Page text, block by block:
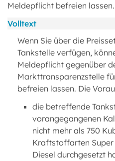
Meldepflicht befreien lassen.
Volltext
Wenn Sie über die
Tankstelle verfügen,
Meldepflicht gegenüber
Markttransparenzstelle
befreien lassen. Die
die betreffende
vorangegangenen
nicht mehr als 750
Kraftstoffarten Super
Diesel durchgesetzt